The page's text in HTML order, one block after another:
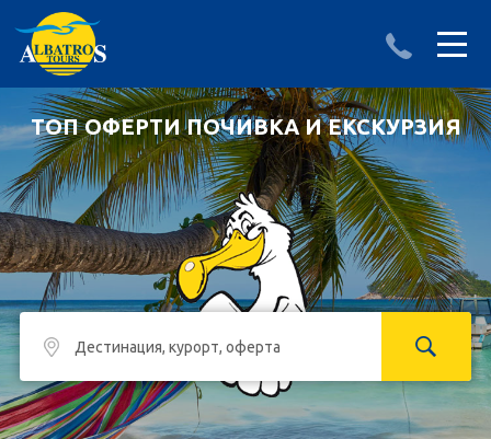
ДЕСТИНАЦИИ
АЛБАНИЯ
БЪЛГАРИЯ
ГЪРЦИЯ
ТУРЦИЯ
Круизи
ИЗПРАТИ ЗАПИТВАНЕ
ТОП ОФЕРТИ ПОЧИВКА И ЕКСКУРЗИЯ